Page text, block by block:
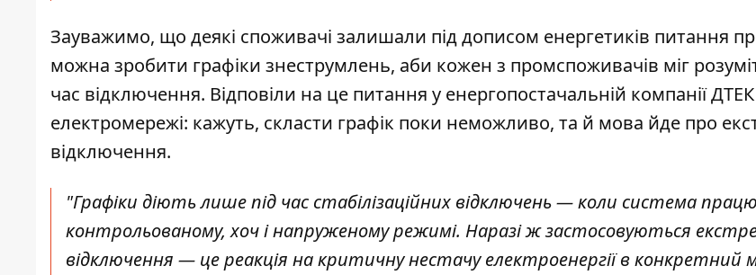
Зауважимо, що деякі споживачі залишали під дописом енергетиків питання
можна зробити графіки знеструмлень, аби кожен з промспоживачів міг
час відключення. Відповіли на це питання у енергопостачальній компанії ДТЕК
електромережі: кажуть, скласти графік поки неможливо, та й мова йде про
відключення.
"Графіки діють лише під час стабілізаційних відключень — коли система
контрольованому, хоч і напруженому режимі. Наразі ж застосовуються
відключення — це реакція на критичну нестачу електроенергії в